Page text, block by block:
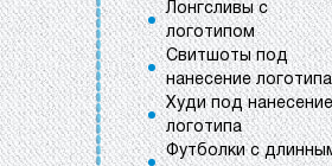
Лонгсливы с
логотипом
Свитшоты под
нанесение логотипа
Худи под нанесение
логотипа
Футболки с